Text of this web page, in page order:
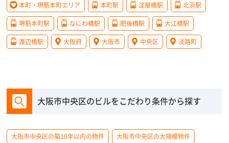
本町・堺筋本町エリア 本町駅 淀屋橋駅 北浜駅
堺筋本町駅 なにわ橋駅 肥後橋駅 大江橋駅
渡辺橋駅 大阪府 大阪市 中央区 淡路町
大阪市中央区のビルをこだわり条件から探す
大阪市中央区の築10年以内の物件 大阪市中央区の大規模物件